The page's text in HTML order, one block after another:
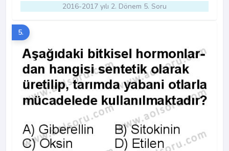
2016-2017 yılı 2. Dönem 5. Soru
5.